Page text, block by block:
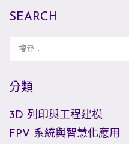
SEARCH
分類
3D 列印與工程建模
FPV 系統與智慧化應用